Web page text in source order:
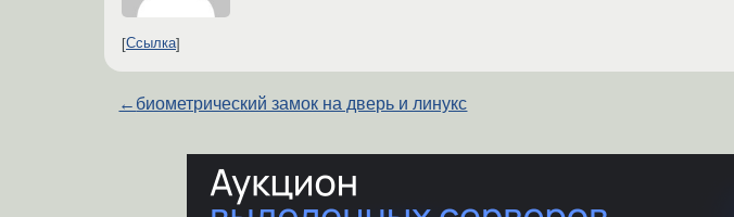
Ссылка
← биометрический замок на дверь и линукс